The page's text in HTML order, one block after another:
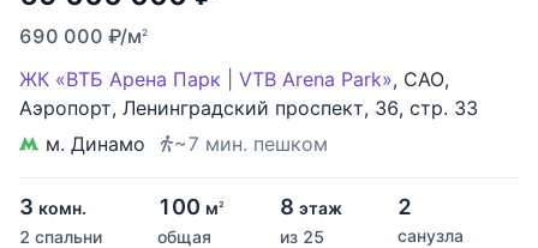
690 000 ₽/м2
ЖК «ВТБ Арена Парк | VTB Arena Park», САО,
Аэропорт, Ленинградский проспект, 36, стр. 33
м. Динамо
~7 мин. пешком
3 комн.
2 спальни
100 м2
общая
8 этаж
из 25
2
санузла